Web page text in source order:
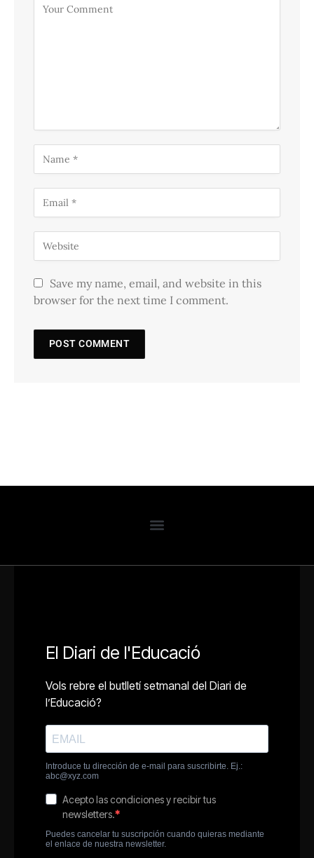
Save my name, email, and website in this
browser for the next time I comment.